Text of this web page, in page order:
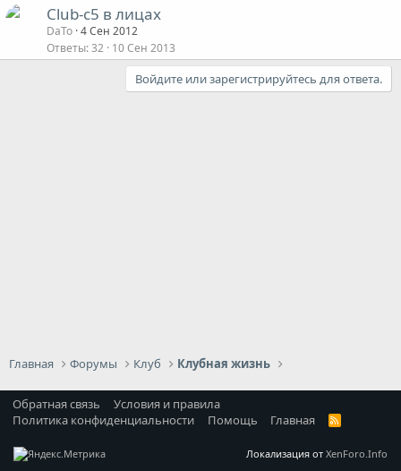
Club-c5 в лицах
DaTo 4 Сен 2012
Ответы 32 10 Сен 2013
Войдите или зарегистрируйтесь для ответа.
Главная Форумы Клуб Клубная жизнь
Обратная связь
Условия и правила
Политика конфиденциальности
Помощь Главная
R
Локализация от XenForo.Info